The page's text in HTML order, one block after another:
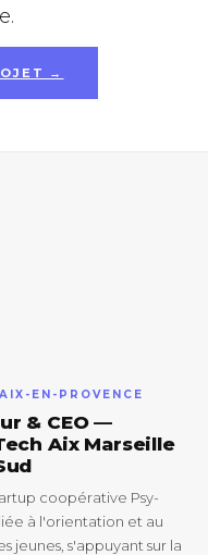
→
EN-PROVENCE
& CEO —
Aix Marseille
coopérative Psy-
à l'orientation et au
jeunes, s'appuyant sur la